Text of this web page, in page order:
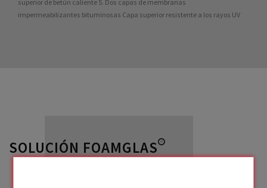
superior de betún caliente 5. Dos capas de membranas
impermeabilizantes bituminosas Capa superior resistente a los rayos UV
SOLUCIÓN FOAMGLAS®